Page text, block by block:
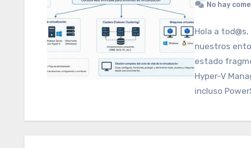
No hay
Hola a
nuestros
estado
Hyper-V
incluso